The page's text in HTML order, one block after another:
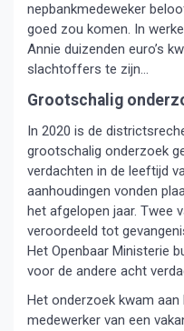
nepbankmedeweker
goed zou komen. In
Annie duizenden euro’s
slachtoffers te zijn…
Grootschalig
In 2020 is de
grootschalig onderzoek
verdachten in de leeftijd
aanhoudingen vonden
het afgelopen jaar. Twee
veroordeeld tot
Het Openbaar Ministerie
voor de andere acht
Het onderzoek kwam
medewerker van een